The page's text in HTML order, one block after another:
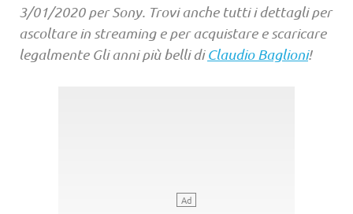
3/01/2020 per Sony. Trovi anche tutti i dettagli per
ascoltare in streaming e per acquistare e scaricare
legalmente Gli anni più belli diClaudio Baglioni!